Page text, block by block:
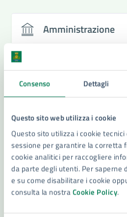
Consenso Dettagli
Questo sito web utilizza i cookie
Questo sito utilizza i cookie
sessione per garantire la corretta
cookie analitici per raccogliere
da parte degli utenti. Per saperne
e su come disabilitare i cookie
consulta la nostraCookie Policy.
Amministrazione
Settore tutela e valorizzazione